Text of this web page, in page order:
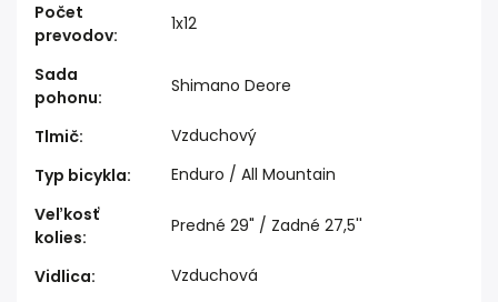
Počet
prevodov:
1x12
Sada
pohonu:
Shimano Deore
Tlmič:
Vzduchový
Typ bicykla:
Enduro / All Mountain
Veľkosť
kolies:
Predné 29" / Zadné 27,5''
Vidlica:
Vzduchová